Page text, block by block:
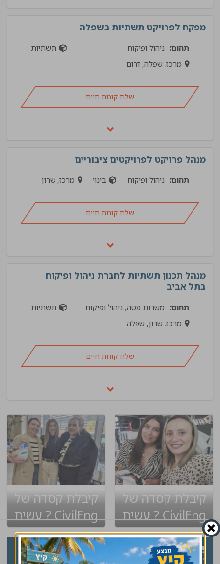
מפקח לפרויקט תשתיות בשפלה
תחום: ניהול ופיקוח
תשתיות
מרכז, שפלה, דרום
שלח קורות חיים
מנהל פרויקט לפרויקטים ציבוריים
תחום: ניהול ופיקוח בינוי מרכז, שרון
שלח קורות חיים
מנהל תכנון תשתיות לחברת ניהול ופיקוח
בתל אביב
תחום: משרות מטה, ניהול ופיקוח
תשתיות
מרכז, שרון, שפלה
שלח קורות חיים
קיבלת קסדה של
CivilEng ? עשית
שינוי בקריירה
קיבלת קסדה של
CivilEng ? עשית
שינוי בקריירה
"בשיחתי הראשונה עם שירות מעולה וקולע,